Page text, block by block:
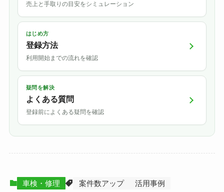
売上と手取りの目安をシミュレーション
はじめ方
登録方法
利用開始までの流れを確認
疑問を解決
よくある質問
登録前によくある疑問を確認
車検・修理 案件数アップ 活用事例